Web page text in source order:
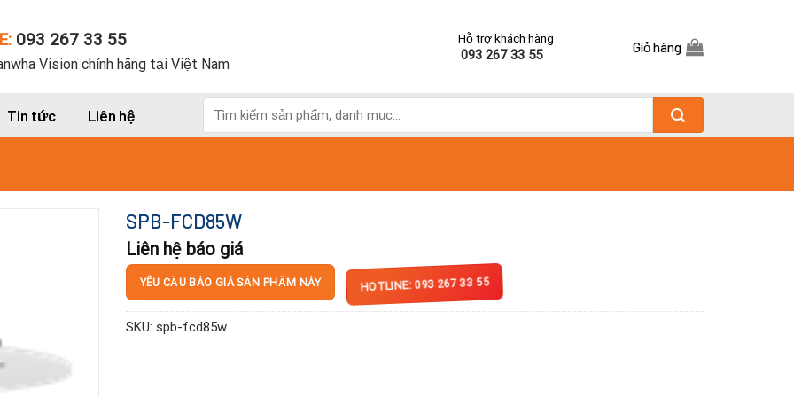
093 267 33 55
Vision chính hãng tại Việt Nam
Hỗ trợ khách hàng
093 267 33 55
Giỏ hàng
Tin tức Liên hệ
kiếm:
SPB-FCD85W
Liên hệ báo giá
YÊU CẦU BÁO GIÁ SẢN PHẨM NÀY HOTLINE: 093 267 33 55
SKU: spb-fcd85w